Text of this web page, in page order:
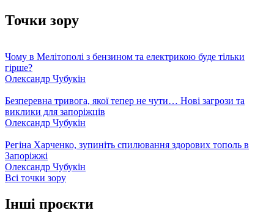
Точки зору
Чому в Мелітополі з бензином та електрикою буде тільки
гірше?
Олександр Чубукін
Безперевна тривога, якої тепер не чути… Нові загрози та
виклики для запоріжців
Олександр Чубукін
Регіна Харченко, зупиніть спилювання здорових тополь в
Запоріжжі
Олександр Чубукін
Всі точки зору
Інші проєкти